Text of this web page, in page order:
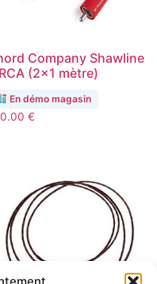
Company Shawline
(2×1 mètre)
En démo magasin
€